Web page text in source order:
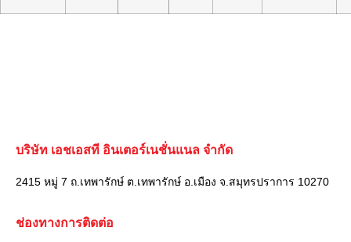
บริษัท เอชเอสที อินเตอร์เนชั่นแนล จำกัด
2415 หมู่ 7 ถ.เทพารักษ์ ต.เทพารักษ์ อ.เมือง จ.สมุทรปราการ 10270
ช่องทางการติดต่อ